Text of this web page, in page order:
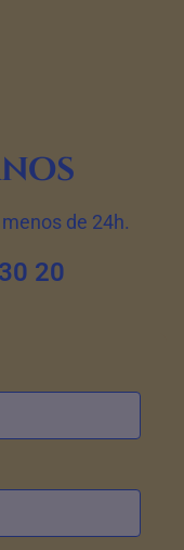
de 24h.
20